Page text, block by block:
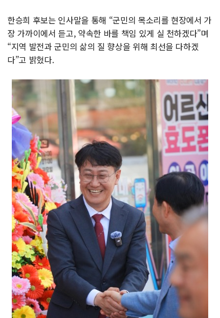
한승희 후보는 인사말을 통해 “군민의 목소리를 현장에서 가
장 가까이에서 듣고, 약속한 바를 책임 있게 실 천하겠다”며
“지역 발전과 군민의 삶의 질 향상을 위해 최선을 다하겠
다”고 밝혔다.